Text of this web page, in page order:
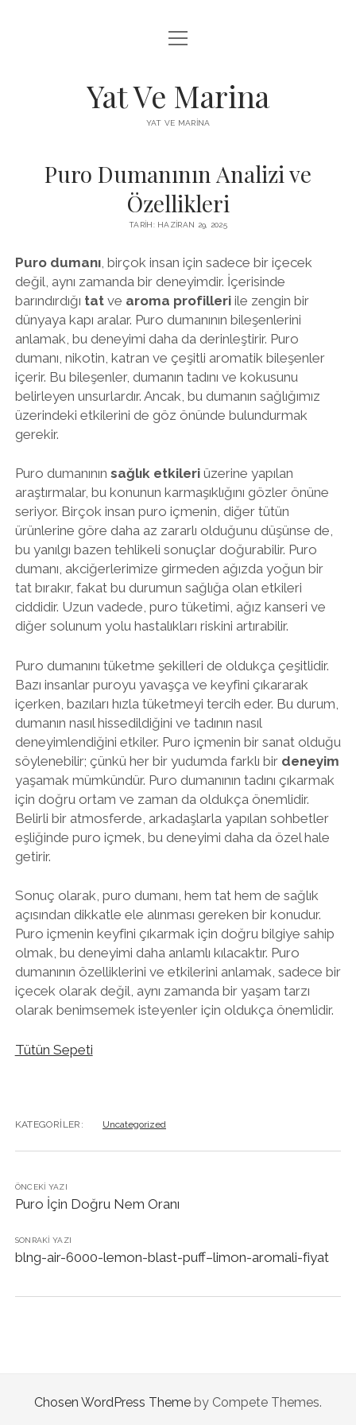
FACEBOOK BEĞENI YÜKSELTME HILESI
menüyü
aç
Yat Ve Marina
YAT VE MARINA
Puro Dumanının Analizi ve
Özellikleri
TARIH: HAZIRAN 29, 2025
Puro dumanı, birçok insan için sadece bir içecek
değil, aynı zamanda bir deneyimdir. İçerisinde
barındırdığı tatve aroma profilleriile zengin bir
dünyaya kapı aralar. Puro dumanının bileşenlerini
anlamak, bu deneyimi daha da derinleştirir. Puro
dumanı, nikotin, katran ve çeşitli aromatik bileşenler
içerir. Bu bileşenler, dumanın tadını ve kokusunu
belirleyen unsurlardır. Ancak, bu dumanın sağlığımız
üzerindeki etkilerini de göz önünde bulundurmak
gerekir.
Puro dumanının sağlık etkileriüzerine yapılan
araştırmalar, bu konunun karmaşıklığını gözler önüne
seriyor. Birçok insan puro içmenin, diğer tütün
ürünlerine göre daha az zararlı olduğunu düşünse de,
bu yanılgı bazen tehlikeli sonuçlar doğurabilir. Puro
dumanı, akciğerlerimize girmeden ağızda yoğun bir
tat bırakır, fakat bu durumun sağlığa olan etkileri
ciddidir. Uzun vadede, puro tüketimi, ağız kanseri ve
diğer solunum yolu hastalıkları riskini artırabilir.
Puro dumanını tüketme şekilleri de oldukça çeşitlidir.
Bazı insanlar puroyu yavaşça ve keyfini çıkararak
içerken, bazıları hızla tüketmeyi tercih eder. Bu durum,
dumanın nasıl hissedildiğini ve tadının nasıl
deneyimlendiğini etkiler. Puro içmenin bir sanat olduğu
söylenebilir; çünkü her bir yudumda farklı bir deneyim
yaşamak mümkündür. Puro dumanının tadını çıkarmak
için doğru ortam ve zaman da oldukça önemlidir.
Belirli bir atmosferde, arkadaşlarla yapılan sohbetler
eşliğinde puro içmek, bu deneyimi daha da özel hale
getirir.
Sonuç olarak, puro dumanı, hem tat hem de sağlık
açısından dikkatle ele alınması gereken bir konudur.
Puro içmenin keyfini çıkarmak için doğru bilgiye sahip
olmak, bu deneyimi daha anlamlı kılacaktır. Puro
dumanının özelliklerini ve etkilerini anlamak, sadece bir
içecek olarak değil, aynı zamanda bir yaşam tarzı
olarak benimsemek isteyenler için oldukça önemlidir.
Tütün Sepeti
KATEGORILER: Uncategorized
ÖNCEKI YAZI
Puro İçin Doğru Nem Oranı
SONRAKI YAZI
blng-air-6000-lemon-blast-puff–limon-aromali-fiyat
Chosen WordPress Theme by Compete Themes.